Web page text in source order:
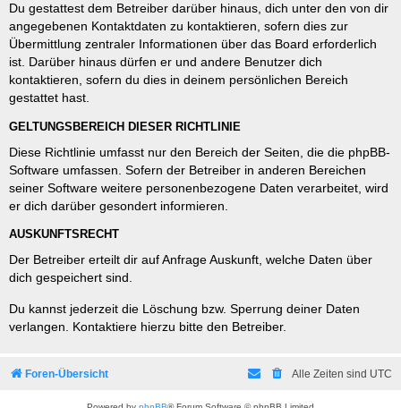
Du gestattest dem Betreiber darüber hinaus, dich unter den von dir
angegebenen Kontaktdaten zu kontaktieren, sofern dies zur
Übermittlung zentraler Informationen über das Board erforderlich
ist. Darüber hinaus dürfen er und andere Benutzer dich
kontaktieren, sofern du dies in deinem persönlichen Bereich
gestattet hast.
GELTUNGSBEREICH DIESER RICHTLINIE
Diese Richtlinie umfasst nur den Bereich der Seiten, die die phpBB-
Software umfassen. Sofern der Betreiber in anderen Bereichen
seiner Software weitere personenbezogene Daten verarbeitet, wird
er dich darüber gesondert informieren.
AUSKUNFTSRECHT
Der Betreiber erteilt dir auf Anfrage Auskunft, welche Daten über
dich gespeichert sind.
Du kannst jederzeit die Löschung bzw. Sperrung deiner Daten
verlangen. Kontaktiere hierzu bitte den Betreiber.
Foren-Übersicht Alle Zeiten sind UTC